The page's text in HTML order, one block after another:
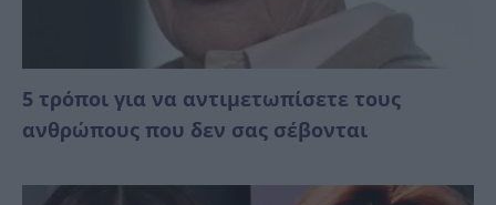
5 τρόποι για να αντιμετωπίσετε τους
ανθρώπους που δεν σας σέβονται